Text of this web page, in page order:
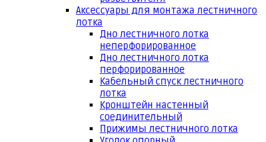
Аксессуары для монтажа лестничного
лотка
Дно лестничного лотка
неперфорированное
Дно лестничного лотка
перфорированное
Кабельный спуск лестничного
лотка
Кронштейн настенный
соединительный
Прижимы лестничного лотка